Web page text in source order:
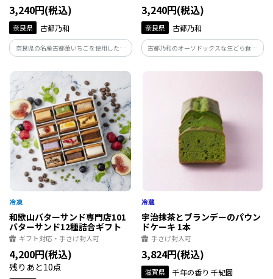
3,240円(税込)
奈良県 古都乃和
奈良県の名産古都華いちごを使用した無
加水シャーベット
3,240円(税込)
奈良県 古都乃和
古都乃和のオーソドックスな生どら食べ
比べセット
和歌山バターサンド専門店101
バターサンド12種詰合ギフト
ギフト対応・手さげ封入可
4,200円(税込)
残りあと10点
宇治抹茶とブランデーのパウン
ドケーキ 1本
手さげ封入可
3,824円(税込)
滋賀県 千年の香り 千紀園